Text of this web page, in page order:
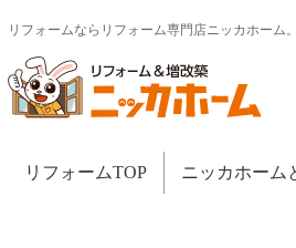
リフォームならリフォーム専門店ニッカホーム
リフォームTOP ニッカホーム